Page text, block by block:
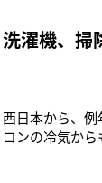
せたエアコン
やすくなるとい
洗濯機、掃
西日本から、
コンの冷気か
れているので